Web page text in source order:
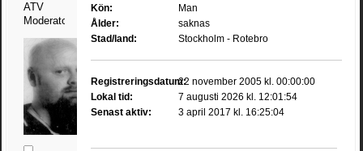
ATV
Moderator
Kön:
Man
Ålder:
saknas
Stad/land:
Stockholm - Rotebro
Registreringsdatum:22 november 2005 kl. 00:00:00
Lokal tid:
7 augusti 2026 kl. 12:01:54
Senast aktiv:
3 april 2017 kl. 16:25:04